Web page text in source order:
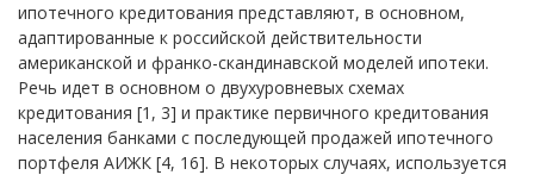
ипотечного кредитования представляют, в основном,
адаптированные к российской действительности
американской и франко-скандинавской моделей ипотеки.
Речь идет в основном о двухуровневых схемах
кредитования [1, 3] и практике первичного кредитования
населения банками с последующей продажей ипотечного
портфеля АИЖК [4, 16]. В некоторых случаях, используется